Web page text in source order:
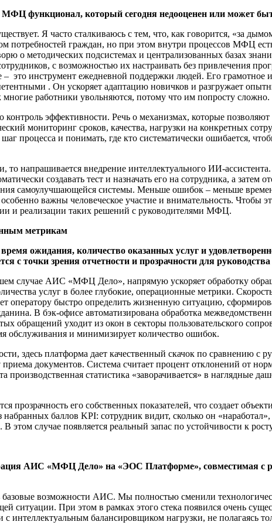
функционал, который сегодня недооценен или может
Я часто сталкиваюсь с тем, что, как говорится, «за
потребностей граждан, но при этом внутри процессов МФЦ
о методических подсистемах и централизованных базах
с возможностью их настраивать без привлечения
– это инструмент ежедневной поддержки людей. Его
. Он ускоряет адаптацию новичков и разгружает
работники увольняются, потому что им попросту сложно.
эффективности. Речь о механизмах, которые
мониторинг сроков, качества, нагрузки на конкретных
процесса и понимать, где кто систематически ошибается,
то напрашивается внедрение интеллектуального ИИ-
создавать тест и назначать его на сотрудника, а
самоулучшающейся системы. Меньше ошибок – меньше
важны человеческое участие и внимательность.
и реализации таких решений с руководителями МФЦ.
метрикам
ожидания, количество оказанных услуг и
с точки зрения отчетности и прозрачности для
случае АИС «МФЦ Дело», напрямую ускоряет обработку
услуг в более глубокие, операционные метрики.
оператору быстро определить жизненную ситуацию,
В бэк-офисе автоматизирована обработка
обращений уходит из окон в секторы пользовательского
обслуживания и минимизирует количество ошибок.
здесь платформа дает качественный скачок по сравнению
документов. Система считает процент отклонений от
производственная статистика «заворачивается» в наглядные
прозрачность его собственных показателей, что создает
набранных баллов KPI: сотрудник видит, сколько он
этом случае появляется реальный запас по устойчивости к
АИС «МФЦ Дело» на «ЭОС Платформе», совместимая с
базовые возможности АИС. Мы полностью сменили
ситуации. При этом в рамках этого стека появился очень
с интеллектуальным балансировщиком нагрузки, не полагаясь